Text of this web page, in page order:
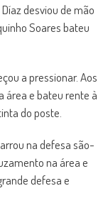
desviou de mão
Soares bateu
a pressionar. Aos
área e bateu rente à
do poste.
na defesa são-
na área e
defesa e